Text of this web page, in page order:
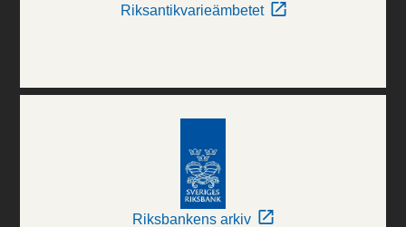
Riksantikvarieämbetet
Riksbankens arkiv